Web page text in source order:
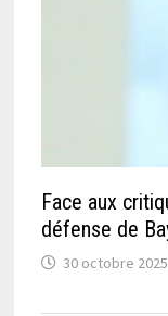
Face aux
défense de
30 octobre 2025